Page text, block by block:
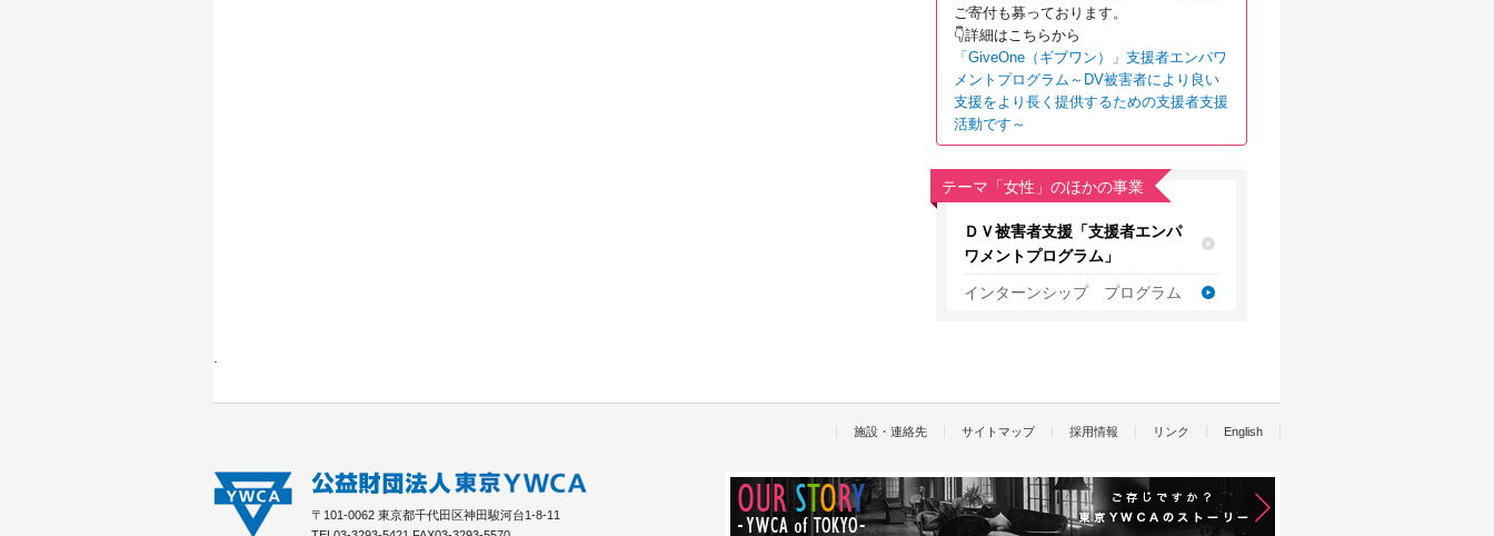
ご寄付も募っております。
👇詳細はこちらから
「GiveOne（ギブワン）」支援者エンパワ
メントプログラム～DV被害者により良い
支援をより長く提供するための支援者支援
活動です～
テーマ「女性」のほかの事業
ＤＶ被害者支援「支援者エンパ
ワメントプログラム」
インターンシップ プログラム
施設・連絡先 サイトマップ 採用情報 リンク English
〒101-0062 東京都千代田区神田駿河台1-8-11